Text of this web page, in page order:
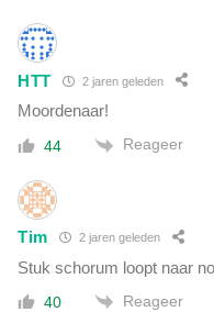
HTT 2 jaren geleden
Moordenaar!
44 Reageer
Tim 2 jaren geleden
Stuk schorum loopt naar
40 Reageer